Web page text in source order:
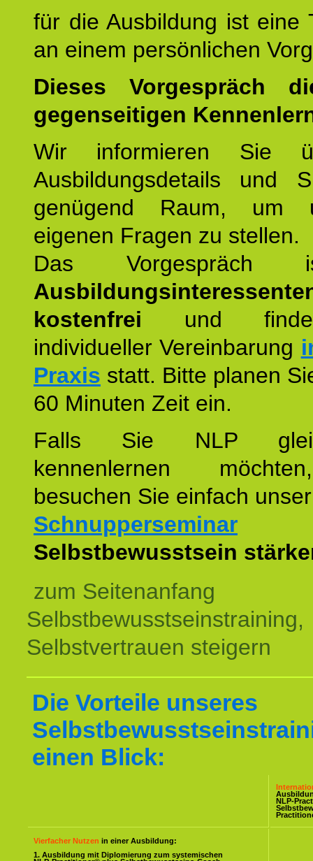
für die Ausbildung ist eine
an einem persönlichen
Dieses Vorgespräch
gegenseitigen
Wir informieren Sie
Ausbildungsdetails und
genügend Raum, um
eigenen Fragen zu stellen.
Das
kostenfrei und
individueller Vereinbarung
Praxis statt. Bitte planen
60 Minuten Zeit ein.
Falls Sie NLP
kennenlernen
besuchen Sie einfach unser
Schnupperseminar
Selbstbewusstsein
zum Seitenanfang
Selbstbewusstseinstraining,
Selbstvertrauen steigern
Die Vorteile unseres
einen Blick:
NLP-
Vierfacher Nutzen in einer Ausbildung:
1. Ausbildung mit Diplomierung zum systemischen